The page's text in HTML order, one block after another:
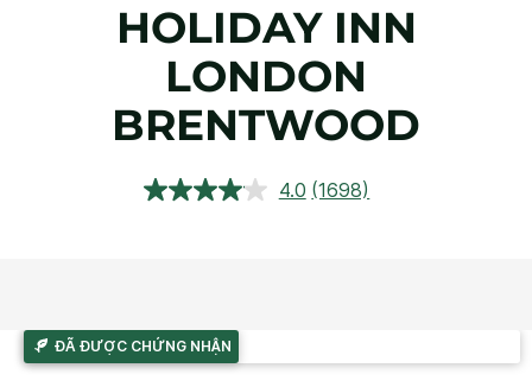
HOLIDAY INN
LONDON
BRENTWOOD
4.0 Đọc
(1698)
ĐÃ ĐƯỢC CHỨNG NHẬN